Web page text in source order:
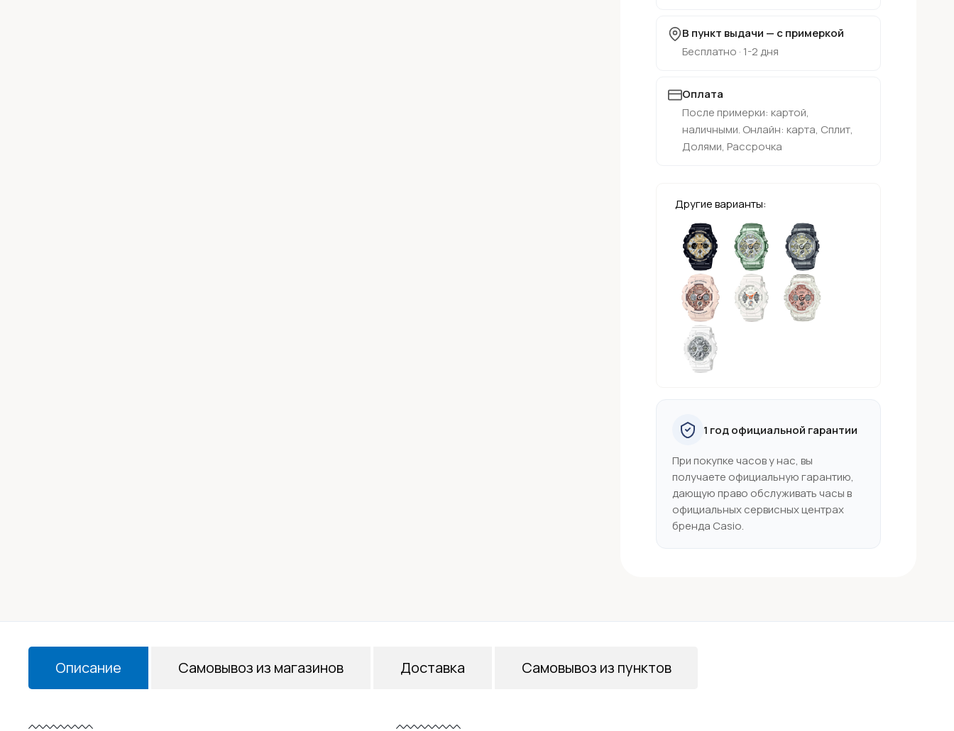
В пункт выдачи — с примеркой
Бесплатно · 1-2 дня
Оплата
После примерки: картой,
наличными. Онлайн: карта, Сплит,
Долями, Рассрочка
Другие варианты:
1 год официальной гарантии
При покупке часов у нас, вы
получаете официальную гарантию,
дающую право обслуживать часы в
официальных сервисных центрах
бренда Casio.
Описание Самовывоз из магазинов Доставка Самовывоз из пунктов